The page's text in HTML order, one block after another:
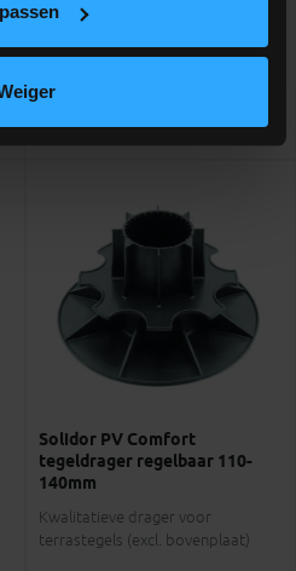
€ 2,11 - +
Vergelijken
Solidor PV Comfort
tegeldrager regelbaar 110-
140mm
Kwalitatieve drager voor
terrastegels (excl. bovenplaat)